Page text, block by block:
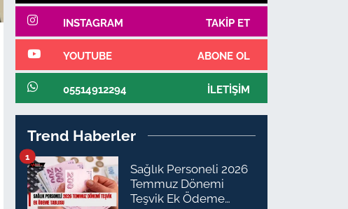
INSTAGRAM TAKIP ET
YOUTUBE ABONE OL
05514912294 İLETIŞIM
Trend Haberler
Sağlık Personeli 2026
Temmuz Dönemi
Teşvik Ek Ödeme
1